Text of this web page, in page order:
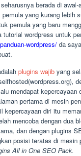
berada di awal-
yang kurang lebih
pemula yang baru
wordpress untuk
wordpress/ da
plugins wajib yang
mendapat kepercayaan
pertama di mesin
kepercayaan diri itu
mencoba dengan dua
dan dengan plugins
posisi teratas di mesin
All in One SEO Pack.